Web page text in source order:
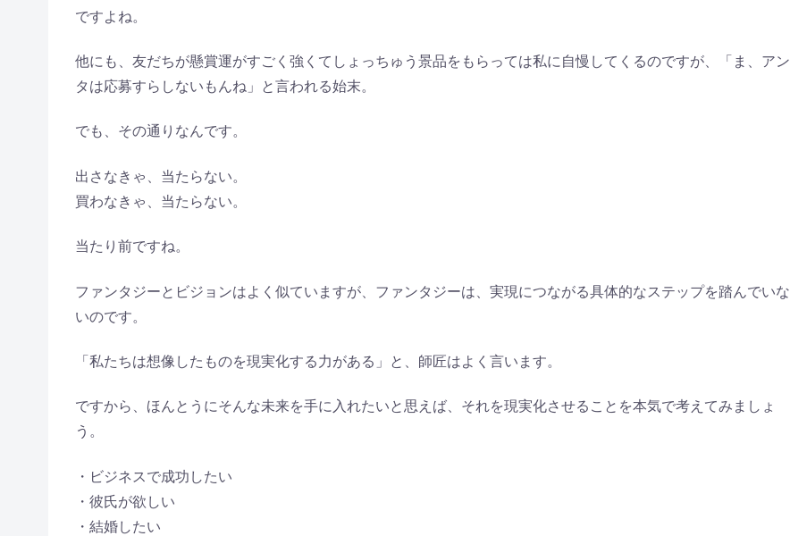
ですよね。
他にも、友だちが懸賞運がすごく強くてしょっちゅう景品をもらっては私に自慢してくるのですが、「ま、アン
タは応募すらしないもんね」と言われる始末。
でも、その通りなんです。
出さなきゃ、当たらない。
買わなきゃ、当たらない。
当たり前ですね。
ファンタジーとビジョンはよく似ていますが、ファンタジーは、実現につながる具体的なステップを踏んでいな
いのです。
「私たちは想像したものを現実化する力がある」と、師匠はよく言います。
ですから、ほんとうにそんな未来を手に入れたいと思えば、それを現実化させることを本気で考えてみましょ
う。
・ビジネスで成功したい
・彼氏が欲しい
・結婚したい